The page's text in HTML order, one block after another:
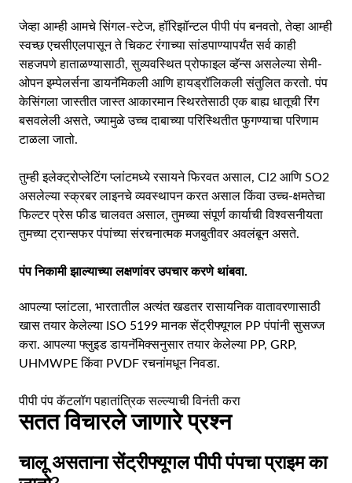
जेव्हा आम्ही आमचे सिंगल-स्टेज, हॉरिझॉन्टल पीपी पंप बनवतो, तेव्हा आम्ही
स्वच्छ एचसीएलपासून ते चिकट रंगाच्या सांडपाण्यापर्यंत सर्व काही
सहजपणे हाताळण्यासाठी, सुव्यवस्थित प्रोफाइल व्हॅन्स असलेल्या सेमी-
ओपन इम्पेलर्सना डायनॅमिकली आणि हायड्रॉलिकली संतुलित करतो. पंप
केसिंगला जास्तीत जास्त आकारमान स्थिरतेसाठी एक बाह्य धातूची रिंग
बसवलेली असते, ज्यामुळे उच्च दाबाच्या परिस्थितीत फुगण्याचा परिणाम
टाळला जातो.
तुम्ही इलेक्ट्रोप्लेटिंग प्लांटमध्ये रसायने फिरवत असाल, Cl2 आणि SO2
असलेल्या स्क्रबर लाइनचे व्यवस्थापन करत असाल किंवा उच्च-क्षमतेचा
फिल्टर प्रेस फीड चालवत असाल, तुमच्या संपूर्ण कार्याची विश्वसनीयता
तुमच्या ट्रान्सफर पंपांच्या संरचनात्मक मजबुतीवर अवलंबून असते.
पंप निकामी झाल्याच्या लक्षणांवर उपचार करणे थांबवा.
आपल्या प्लांटला, भारतातील अत्यंत खडतर रासायनिक वातावरणासाठी
खास तयार केलेल्या ISO 5199 मानक सेंट्रीफ्यूगल PP पंपांनी सुसज्ज
करा. आपल्या फ्लुइड डायनॅमिक्सनुसार तयार केलेल्या PP, GRP,
UHMWPE किंवा PVDF रचनांमधून निवडा.
पीपी पंप कॅटलॉग पहातांत्रिक सल्ल्याची विनंती करा
सतत विचारले जाणारे प्रश्न
चालू असताना सेंट्रीफ्यूगल पीपी पंपचा प्राइम का